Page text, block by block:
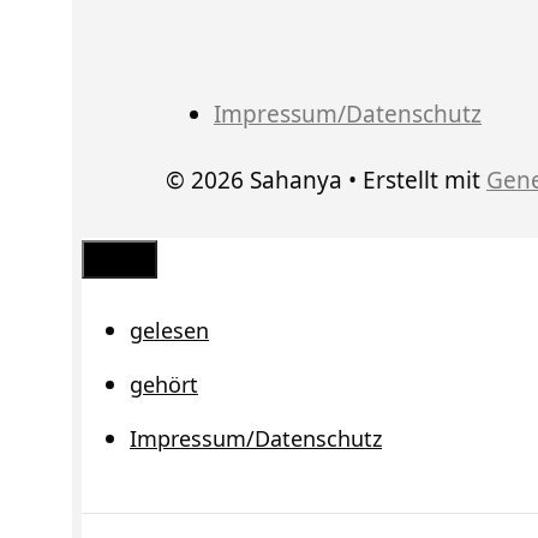
Impressum/Datenschutz
© 2026 Sahanya • Erstellt mit
Schließen
gelesen
gehört
Impressum/Datenschutz